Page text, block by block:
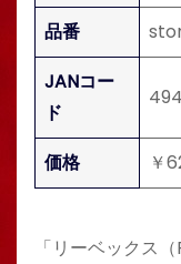
品番
JANコー
ド
価格 ￥
「リーベックス